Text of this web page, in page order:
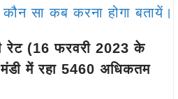
रेट (16 फरवरी 2023 के
में रहा 5460 अधिकतम